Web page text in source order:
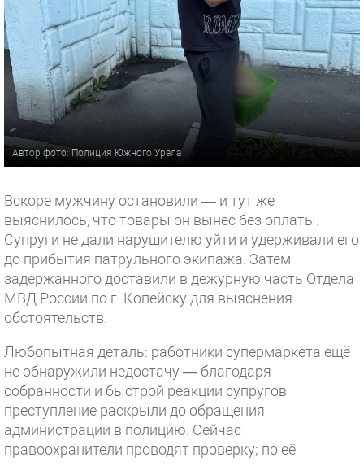
Автор фото: Полиция Южного Урала
Вскоре мужчину остановили — и тут же
выяснилось, что товары он вынес без оплаты.
Супруги не дали нарушителю уйти и удерживали его
до прибытия патрульного экипажа. Затем
задержанного доставили в дежурную часть Отдела
МВД России по г. Копейску для выяснения
обстоятельств.
Любопытная деталь: работники супермаркета ещё
не обнаружили недостачу — благодаря
собранности и быстрой реакции супругов
преступление раскрыли до обращения
администрации в полицию. Сейчас
правоохранители проводят проверку; по её